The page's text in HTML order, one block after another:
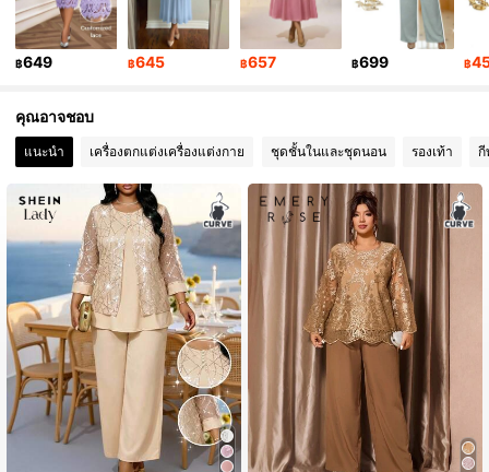
฿649 ฿645 ฿657 ฿699 ฿
คุณอาจชอบ
แนะนำ เครื่องตกแต่งเครื่องแต่งกาย ชุดชั้นในและชุดนอน รองเท้า กี